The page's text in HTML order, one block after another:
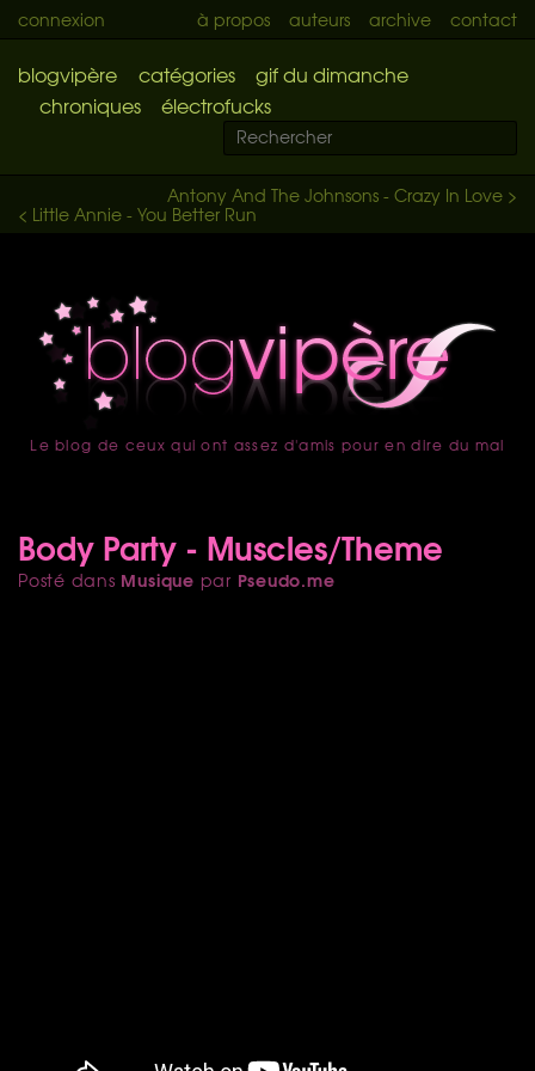
connexion à propos auteurs archive contact
blogvipère catégories
gif du dimanche
chroniques
électrofucks
Antony And The Johnsons - Crazy In Love >
< Little Annie - You Better Run
accueil
Le blog de ceux qui ont assez d'amis pour en dire du mal
Body Party - Muscles/Theme
Posté dans Musique par Pseudo.me